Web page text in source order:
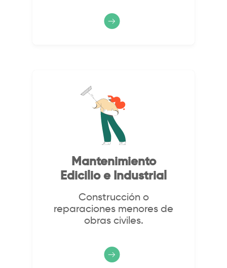
Mantenimiento
Edicilio e Industrial
Construcción o
reparaciones menores de
obras civiles.